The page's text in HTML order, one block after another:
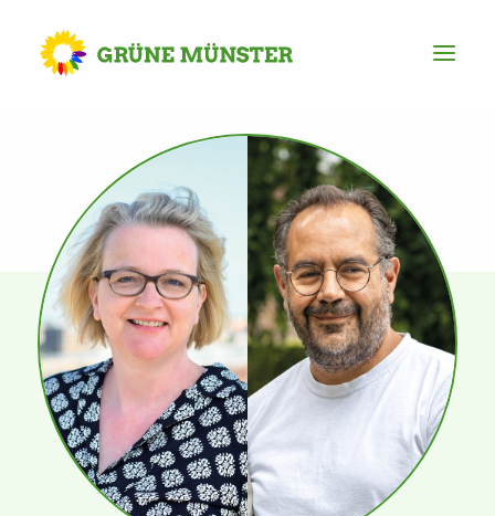
Partei
Kreisvorstand
Kreisgeschäftsstelle
Mitgliederversammlung
Ortsverbände
Kommissionen